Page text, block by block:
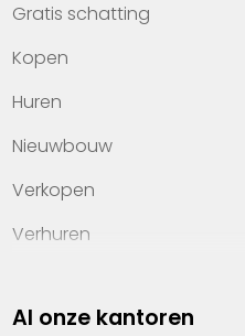
Gratis schatting
Kopen
Huren
Nieuwbouw
Verkopen
Verhuren
Property management
Al onze kantoren